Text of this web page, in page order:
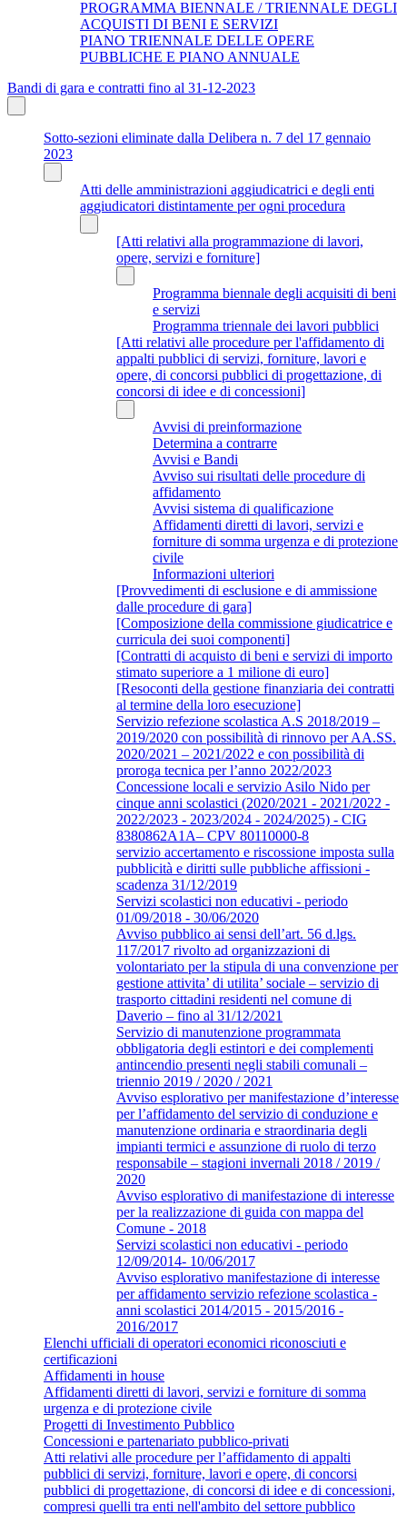
PROGRAMMA BIENNALE / TRIENNALE DEGLI
ACQUISTI DI BENI E SERVIZI
PIANO TRIENNALE DELLE OPERE
PUBBLICHE E PIANO ANNUALE
Bandi di gara e contratti fino al 31-12-2023
Sotto-sezioni eliminate dalla Delibera n. 7 del 17 gennaio
2023
Atti delle amministrazioni aggiudicatrici e degli enti
aggiudicatori distintamente per ogni procedura
[Atti relativi alla programmazione di lavori,
opere, servizi e forniture]
Programma biennale degli acquisiti di beni
e servizi
Programma triennale dei lavori pubblici
[Atti relativi alle procedure per l'affidamento di
appalti pubblici di servizi, forniture, lavori e
opere, di concorsi pubblici di progettazione, di
concorsi di idee e di concessioni]
Avvisi di preinformazione
Determina a contrarre
Avvisi e Bandi
Avviso sui risultati delle procedure di
affidamento
Avvisi sistema di qualificazione
Affidamenti diretti di lavori, servizi e
forniture di somma urgenza e di protezione
civile
Informazioni ulteriori
[Provvedimenti di esclusione e di ammissione
dalle procedure di gara]
[Composizione della commissione giudicatrice e
curricula dei suoi componenti]
[Contratti di acquisto di beni e servizi di importo
stimato superiore a 1 milione di euro]
[Resoconti della gestione finanziaria dei contratti
al termine della loro esecuzione]
Servizio refezione scolastica A.S 2018/2019 –
2019/2020 con possibilità di rinnovo per AA.SS.
2020/2021 – 2021/2022 e con possibilità di
proroga tecnica per l’anno 2022/2023
Concessione locali e servizio Asilo Nido per
cinque anni scolastici (2020/2021 - 2021/2022 -
2022/2023 - 2023/2024 - 2024/2025) - CIG
8380862A1A– CPV 80110000-8
servizio accertamento e riscossione imposta sulla
pubblicità e diritti sulle pubbliche affissioni -
scadenza 31/12/2019
Servizi scolastici non educativi - periodo
01/09/2018 - 30/06/2020
Avviso pubblico ai sensi dell’art. 56 d.lgs.
117/2017 rivolto ad organizzazioni di
volontariato per la stipula di una convenzione per
gestione attivita’ di utilita’ sociale – servizio di
trasporto cittadini residenti nel comune di
Daverio – fino al 31/12/2021
Servizio di manutenzione programmata
obbligatoria degli estintori e dei complementi
antincendio presenti negli stabili comunali –
triennio 2019 / 2020 / 2021
Avviso esplorativo per manifestazione d’interesse
per l’affidamento del servizio di conduzione e
manutenzione ordinaria e straordinaria degli
impianti termici e assunzione di ruolo di terzo
responsabile – stagioni invernali 2018 / 2019 /
2020
Avviso esplorativo di manifestazione di interesse
per la realizzazione di guida con mappa del
Comune - 2018
Servizi scolastici non educativi - periodo
12/09/2014- 10/06/2017
Avviso esplorativo manifestazione di interesse
per affidamento servizio refezione scolastica -
anni scolastici 2014/2015 - 2015/2016 -
2016/2017
Elenchi ufficiali di operatori economici riconosciuti e
certificazioni
Affidamenti in house
Affidamenti diretti di lavori, servizi e forniture di somma
urgenza e di protezione civile
Progetti di Investimento Pubblico
Concessioni e partenariato pubblico-privati
Atti relativi alle procedure per l’affidamento di appalti
pubblici di servizi, forniture, lavori e opere, di concorsi
pubblici di progettazione, di concorsi di idee e di concessioni,
compresi quelli tra enti nell'ambito del settore pubblico